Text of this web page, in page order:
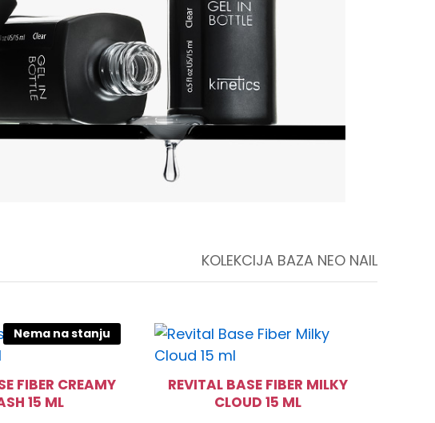
KOLEKCIJA BAZA NEO NAIL
Nema na stanju
FIBER CREAMY
15 ML
REVITAL BASE FIBER MILKY
CLOUD 15 ML